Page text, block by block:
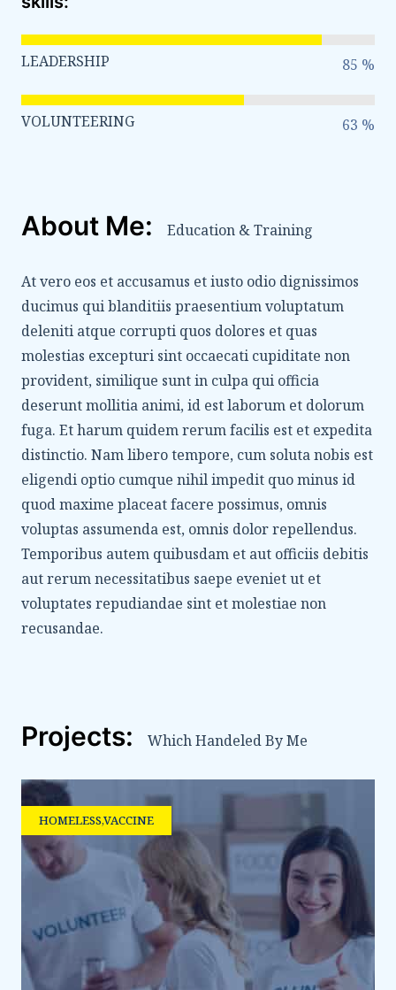
85 %
LEADERSHIP
63 %
VOLUNTEERING
About Me: Education & Training
At vero eos et accusamus et iusto odio dignissimos
ducimus qui blanditiis praesentium voluptatum
deleniti atque corrupti quos dolores et quas
molestias excepturi sint occaecati cupiditate non
provident, similique sunt in culpa qui officia
deserunt mollitia animi, id est laborum et dolorum
fuga. Et harum quidem rerum facilis est et expedita
distinctio. Nam libero tempore, cum soluta nobis est
eligendi optio cumque nihil impedit quo minus id
quod maxime placeat facere possimus, omnis
voluptas assumenda est, omnis dolor repellendus.
Temporibus autem quibusdam et aut officiis debitis
aut rerum necessitatibus saepe eveniet ut et
voluptates repudiandae sint et molestiae non
recusandae.
Projects: Which Handeled By Me
HOMELESS,VACCINE